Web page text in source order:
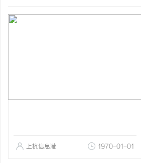
上杭信息港 1970-01-01